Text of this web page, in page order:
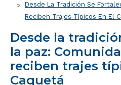
Desde La Tradición Se
Reciben Trajes Típicos En El
Desde la
la paz:
reciben trajes
Caquetá